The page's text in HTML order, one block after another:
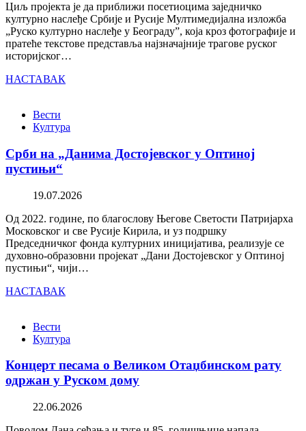
Циљ пројекта је да приближи посетиоцима заједничко
културно наслеђе Србије и Русије Мултимедијална изложба
„Руско културно наслеђе у Београду”, која кроз фотографије и
пратеће текстове представља најзначајније трагове руског
историјског…
НАСТАВАК
Вести
Култура
Срби на „Данима Достојевског у Оптиној
пустињи“
19.07.2026
Од 2022. године, по благослову Његове Светости Патријарха
Московског и све Русије Кирила, и уз подршку
Председничког фонда културних иницијатива, реализује се
духовно-образовни пројекат „Дани Достојевског у Оптиној
пустињи“, чији…
НАСТАВАК
Вести
Култура
Концерт песама о Великом Отаџбинском рату
одржан у Руском дому
22.06.2026